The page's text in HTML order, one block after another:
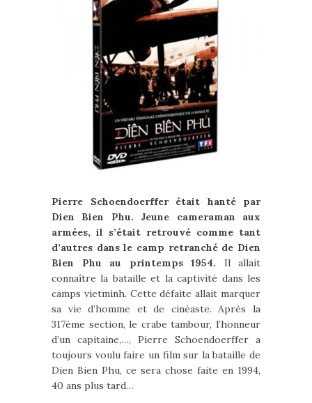
Pierre Schoendoerffer était hanté par
Dien Bien Phu. Jeune cameraman aux
armées, il s’était retrouvé comme tant
d’autres dans le camp retranché de Dien
Bien Phu au printemps 1954. Il allait
connaître la bataille et la captivité dans les
camps vietminh. Cette défaite allait marquer
sa vie d’homme et de cinéaste. Après la
317ème section, le crabe tambour, l’honneur
d’un capitaine,…, Pierre Schoendoerffer a
toujours voulu faire un film sur la bataille de
Dien Bien Phu, ce sera chose faite en 1994,
40 ans plus tard…